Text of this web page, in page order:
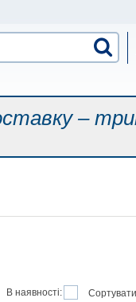
–
В наявності: